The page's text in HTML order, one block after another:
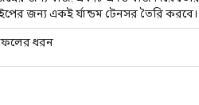
জন্য একই র্যান্ডম টেনসর তৈরি করবে।
ধরন